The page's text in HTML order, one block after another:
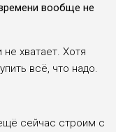
вообще не
хватает. Хотя
всё, что надо.
сейчас строим с